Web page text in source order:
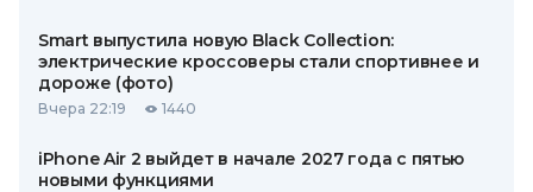
Smart выпустила новую Black Collection:
электрические кроссоверы стали спортивнее и
дороже (фото)
Вчера 22:19 1440
iPhone Air 2 выйдет в начале 2027 года с пятью
новыми функциями